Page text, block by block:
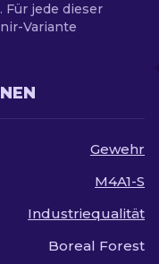
Für jede dieser
Variante
Gewehr
M4A1-S
Industriequalität
Boreal Forest